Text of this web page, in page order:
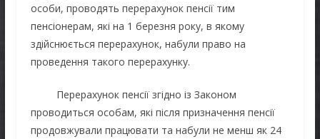
особи, проводять перерахунок пенсії тим
пенсіонерам, які на 1 березня року, в якому
здійснюється перерахунок, набули право на
проведення такого перерахунку.
Перерахунок пенсії згідно із Законом
проводиться особам, які після призначення пенсії
продовжували працювати та набули не менш як 24